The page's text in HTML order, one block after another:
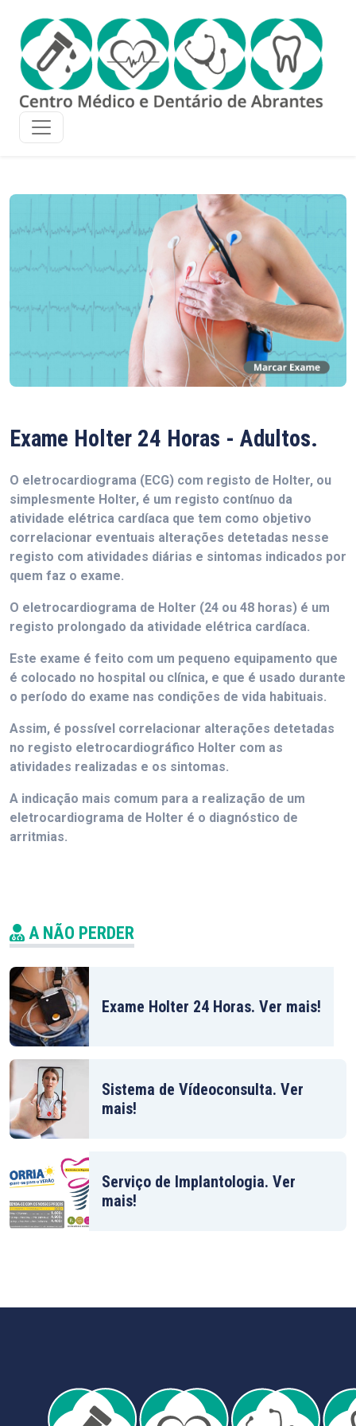
Exame Holter 24 Horas - Adultos.
O eletrocardiograma (ECG) com registo de Holter, ou
simplesmente Holter, é um registo contínuo da
atividade elétrica cardíaca que tem como objetivo
correlacionar eventuais alterações detetadas nesse
registo com atividades diárias e sintomas indicados por
quem faz o exame.
O eletrocardiograma de Holter (24 ou 48 horas) é um
registo prolongado da atividade elétrica cardíaca.
Este exame é feito com um pequeno equipamento que
é colocado no hospital ou clínica, e que é usado durante
o período do exame nas condições de vida habituais.
Assim, é possível correlacionar alterações detetadas
no registo eletrocardiográfico Holter com as
atividades realizadas e os sintomas.
A indicação mais comum para a realização de um
eletrocardiograma de Holter é o diagnóstico de
arritmias.
A NÃO PERDER
Exame Holter 24 Horas. Ver mais!
Sistema de Vídeoconsulta. Ver
mais!
Serviço de Implantologia. Ver
mais!